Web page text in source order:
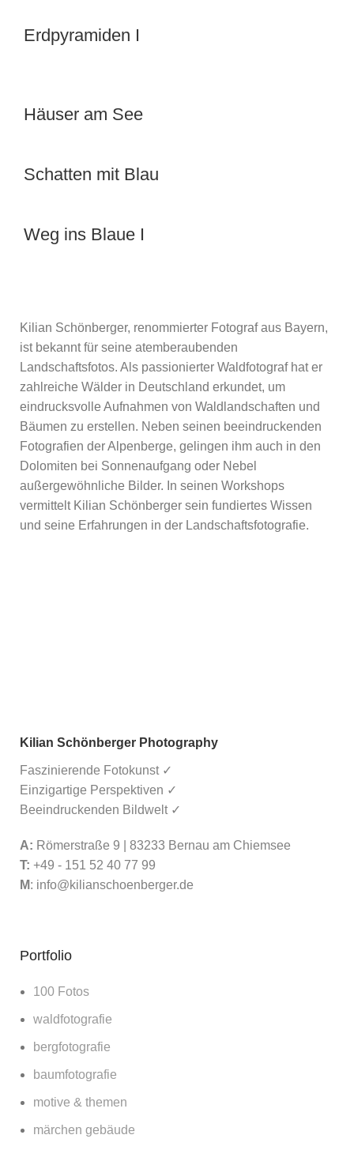
Erdpyramiden I
Häuser am See
Schatten mit Blau
Weg ins Blaue I
Kilian Schönberger, renommierter Fotograf aus Bayern,
ist bekannt für seine atemberaubenden
Landschaftsfotos. Als passionierter Waldfotograf hat er
zahlreiche Wälder in Deutschland erkundet, um
eindrucksvolle Aufnahmen von Waldlandschaften und
Bäumen zu erstellen. Neben seinen beeindruckenden
Fotografien der Alpenberge, gelingen ihm auch in den
Dolomiten bei Sonnenaufgang oder Nebel
außergewöhnliche Bilder. In seinen Workshops
vermittelt Kilian Schönberger sein fundiertes Wissen
und seine Erfahrungen in der Landschaftsfotografie.
Kilian Schönberger Photography
Faszinierende Fotokunst ✓
Einzigartige Perspektiven ✓
Beeindruckenden Bildwelt ✓
A: Römerstraße 9 | 83233 Bernau am Chiemsee
T: +49 - 151 52 40 77 99
M: info@kilianschoenberger.de
Portfolio
100 Fotos
waldfotografie
bergfotografie
baumfotografie
motive & themen
märchen gebäude